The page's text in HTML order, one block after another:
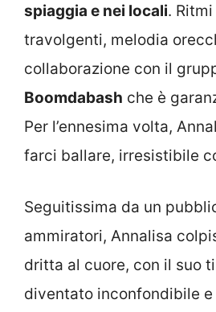
spiaggia e nei locali.
travolgenti, melodia
collaborazione con il
Boomdabash che è
Per l’ennesima volta,
farci ballare, irresistibile
Seguitissima da un
ammiratori, Annalisa
dritta al cuore, con il suo
diventato inconfondibile e